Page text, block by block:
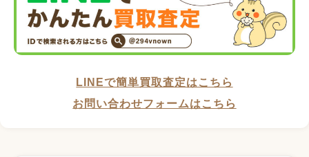
LINEで簡単買取査定はこちら
お問い合わせフォームはこちら